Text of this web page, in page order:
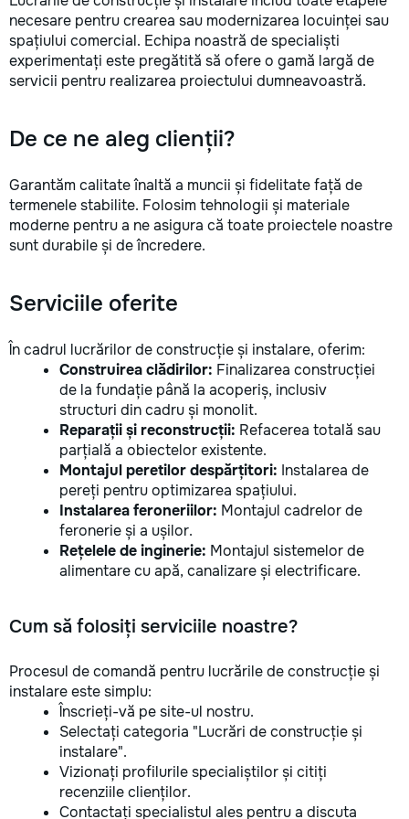
la fiecare detaliu. Contactați-ne
pentru o consultație gratuită și un
deviz fără obligații: 069 376 542
+373 603 31 178 Viber | WhatsApp
| Telegram Disponibili zilnic pentru
gratuit Consultanță profesională
Soluții pentru orice buget
responsabilitate. Transformăm
ideile în locuințe confortabile,
moderne și funcționale! Calitatea
noastră – liniștea și confortul
dumneavoastră!
necesare pentru crearea sau modernizarea locuinței sau
spațiului comercial. Echipa noastră de specialiști
experimentați este pregătită să ofere o gamă largă de
servicii pentru realizarea proiectului dumneavoastră.
De ce ne aleg clienții?
Garantăm calitate înaltă a muncii și fidelitate față de
termenele stabilite. Folosim tehnologii și materiale
moderne pentru a ne asigura că toate proiectele noastre
sunt durabile și de încredere.
Serviciile oferite
În cadrul lucrărilor de construcție și instalare, oferim:
Construirea clădirilor: Finalizarea construcției
de la fundație până la acoperiș, inclusiv
structuri din cadru și monolit.
Reparații și reconstrucții: Refacerea totală sau
parțială a obiectelor existente.
Montajul peretilor despărțitori: Instalarea de
pereți pentru optimizarea spațiului.
Instalarea feroneriilor: Montajul cadrelor de
feronerie și a ușilor.
Rețelele de inginerie: Montajul sistemelor de
alimentare cu apă, canalizare și electrificare.
Cum să folosiți serviciile noastre?
Procesul de comandă pentru lucrările de construcție și
instalare este simplu:
Înscrieți-vă pe site-ul nostru.
Selectați categoria "Lucrări de construcție și
instalare".
Vizionați profilurile specialiștilor și citiți
recenziile clienților.
Contactați specialistul ales pentru a discuta